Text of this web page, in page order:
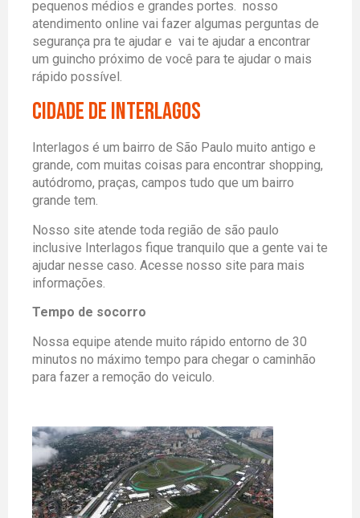
pequenos médios e grandes portes. nosso
atendimento online vai fazer algumas perguntas de
segurança pra te ajudar e vai te ajudar a encontrar
um guincho próximo de você para te ajudar o mais
rápido possível.
Cidade de Interlagos
Interlagos é um bairro de São Paulo muito antigo e
grande, com muitas coisas para encontrar shopping,
autódromo, praças, campos tudo que um bairro
grande tem.
Nosso site atende toda região de são paulo
inclusive Interlagos fique tranquilo que a gente vai te
ajudar nesse caso. Acesse nosso site para mais
informações.
Tempo de socorro
Nossa equipe atende muito rápido entorno de 30
minutos no máximo tempo para chegar o caminhão
para fazer a remoção do veiculo.